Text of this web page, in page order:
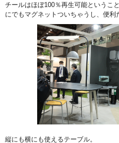
チールはほぼ100％再生可能というこ
にでもマグネットついちゃうし、便利
縦にも横にも使えるテーブル。